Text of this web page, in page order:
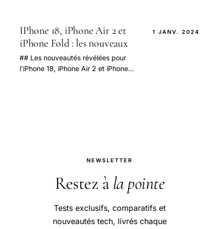
envoûte.
IPhone 18, iPhone Air 2 et
iPhone Fold : les nouveaux
## Les nouveautés révélées pour
l’iPhone 18, iPhone Air 2 et iPhone
1 JANV. 2024
NEWSLETTER
Restez à la pointe
Tests exclusifs, comparatifs et
nouveautés tech, livrés chaque